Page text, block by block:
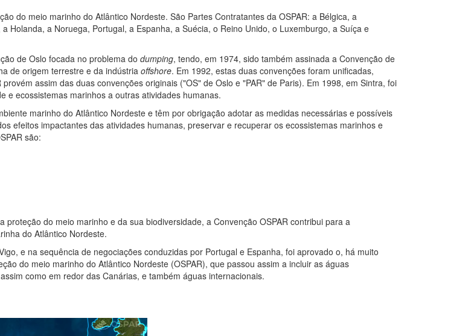
do meio marinho do Atlântico Nordeste. São Partes Contratantes da OSPAR: a Bélgica, a
Holanda, a Noruega, Portugal, a Espanha, a Suécia, o Reino Unido, o Luxemburgo, a Suíça e
de Oslo focada no problema do dumping, tendo, em 1974, sido também assinada a Convenção de
de origem terrestre e da indústriaoffshore. Em 1992, estas duas convenções foram unificadas,
assim das duas convenções originais ("OS" de Oslo e "PAR" de Paris). Em 1998, em Sintra, foi
e ecossistemas marinhos a outras atividades humanas.
marinho do Atlântico Nordeste e têm por obrigação adotar as medidas necessárias e possíveis
efeitos impactantes das atividades humanas, preservar e recuperar os ecossistemas marinhos e
são:
do meio marinho e da sua biodiversidade, a Convenção OSPAR contribui para a
do Atlântico Nordeste.
e na sequência de negociações conduzidas por Portugal e Espanha, foi aprovado o, há muito
do meio marinho do Atlântico Nordeste (OSPAR), que passou assim a incluir as águas
como em redor das Canárias, e também águas internacionais.